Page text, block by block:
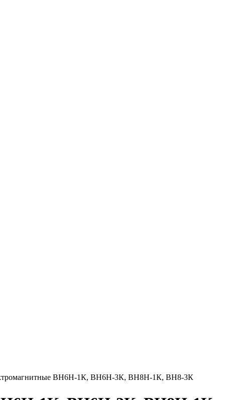
ВН6Н-1К, ВН6Н-3К, ВН8Н-1К, ВН8-3К